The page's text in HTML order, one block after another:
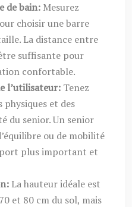
de bain: Mesurez
choisir une barre
La distance entre
suffisante pour
confortable.
l’utilisateur: Tenez
physiques et des
du senior. Un senior
ou de mobilité
plus important et
La hauteur idéale est
et 80 cm du sol, mais